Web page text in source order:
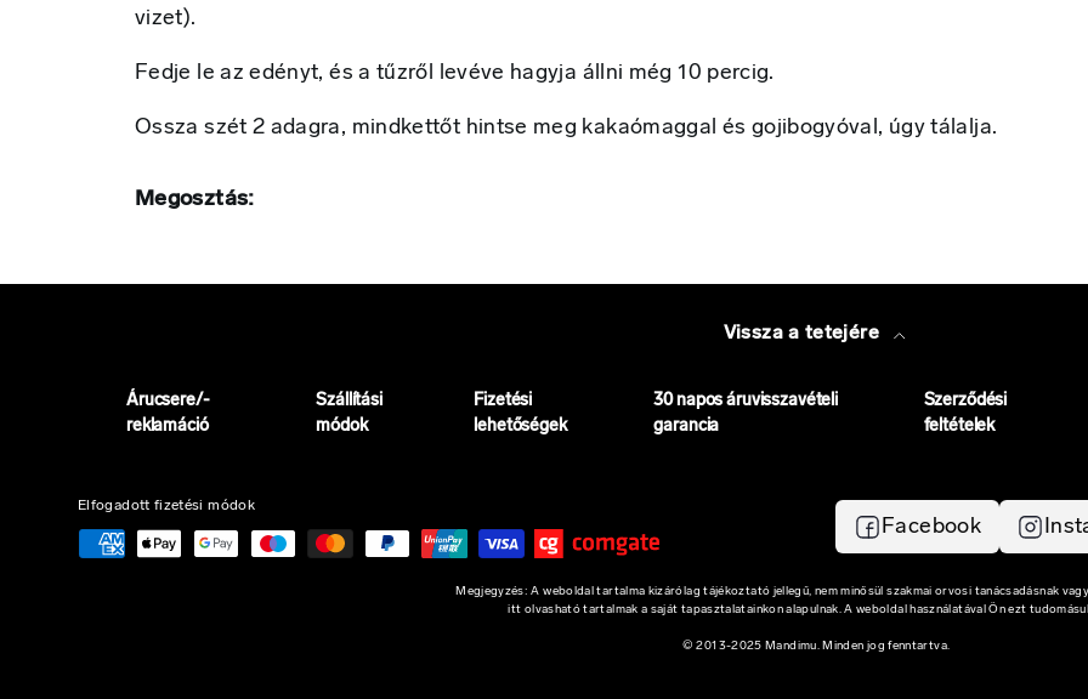
vizet).
Fedje le az edényt, és a tűzről levéve hagyja állni még 10 percig.
Ossza szét 2 adagra, mindkettőt hintse meg kakaómaggal és gojibogyóval, úgy tálalja.
Megosztás:
Vissza a tetejére
Árucsere/-
reklamáció
Szállítási
módok
Fizetési
lehetőségek
30 napos áruvisszavételi
garancia
Szerződési
feltételek
Elfogadott fizetési módok
Facebook
Megjegyzés: A weboldal tartalma kizárólag tájékoztató jellegű, nem minősül szakmai orvosi tanácsadásnak
itt olvasható tartalmak a saját tapasztalatainkon alapulnak. A weboldal használatával Ön ezt
© 2013-2025 Mandimu. Minden jog fenntartva.